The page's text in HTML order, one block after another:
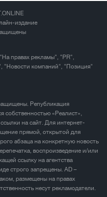
издание
правах рекламы", "PR",
"Новости компаний", "Позиция"
Републикация
собственностью «Реалист»,
на сайт. Для интернет-
прямой, открытой для
абзаца на конкретную новость
воспроизведение и/или
ссылку на агентства
строго запрещены. AD –
размещены на правах
несут рекламодатели.